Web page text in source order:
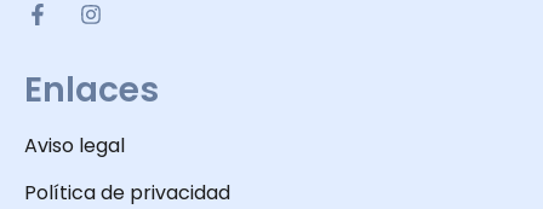
Enlaces
Aviso legal
Política de privacidad